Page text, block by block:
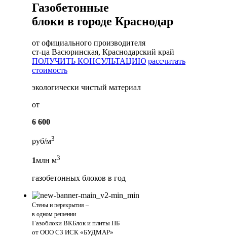
Газобетонные
блоки в городе Краснодар
от официального производителя
ст-ца Васюринская, Краснодарский край
ПОЛУЧИТЬ КОНСУЛЬТАЦИЮ рассчитать
стоимость
экологически чистый материал
от
6 600
руб/м3
1млн м3
газобетонных блоков в год
Стены и перекрытия –
в одном решении
Газоблоки ВКБлок и плиты ПБ
от ООО СЗ ИСК «БУДМАР»